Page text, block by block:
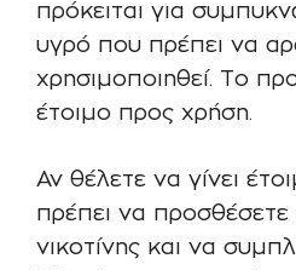
πρόκειται για
υγρό που πρέπει να
χρησιμοποιηθεί. Το
έτοιμο προς χρήση.
Αν θέλετε να γίνει
πρέπει να
νικοτίνης και να